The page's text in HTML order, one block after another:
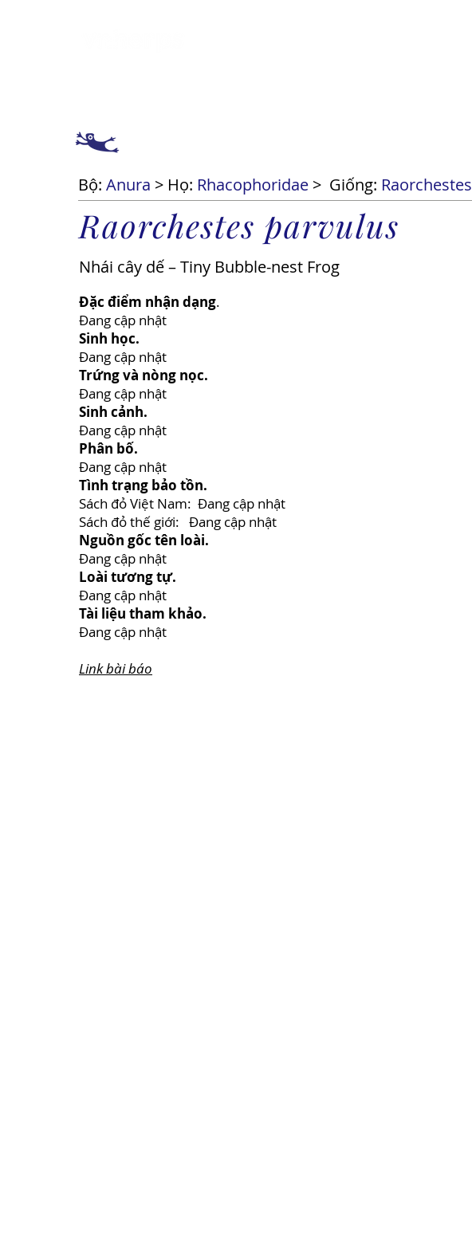
Bộ: Anura > Họ: Rhacophoridae > Giống: Raorchestes
Raorchestes parvulus
Nhái cây dế – Tiny Bubble-nest Frog
Đặc điểm nhận dạng.
Đang cập nhật
Sinh học.
Đang cập nhật
Trứng và nòng nọc.
Đang cập nhật
Sinh cảnh.
Đang cập nhật
Phân bố.
Đang cập nhật
Tình trạng bảo tồn.
Sách đỏ Việt Nam: Đang cập nhật
Sách đỏ thế giới: Đang cập nhật
Nguồn gốc tên loài.
Đang cập nhật
Loài tương tự.
Đang cập nhật
Tài liệu tham khảo.
Đang cập nhật
Link bài báo